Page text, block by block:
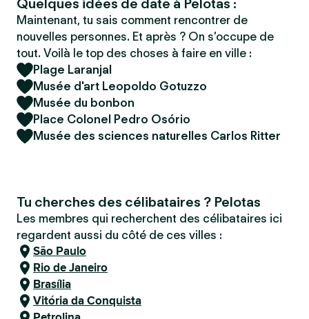
Quelques idées de date à Pelotas :
Maintenant, tu sais comment rencontrer de
nouvelles personnes. Et après ? On s’occupe de
tout. Voilà le top des choses à faire en ville :
Plage Laranjal
Musée d'art Leopoldo Gotuzzo
Musée du bonbon
Place Colonel Pedro Osório
Musée des sciences naturelles Carlos Ritter
Tu cherches des célibataires ? Pelotas
Les membres qui recherchent des célibataires ici
regardent aussi du côté de ces villes :
São Paulo
Rio de Janeiro
Brasília
Vitória da Conquista